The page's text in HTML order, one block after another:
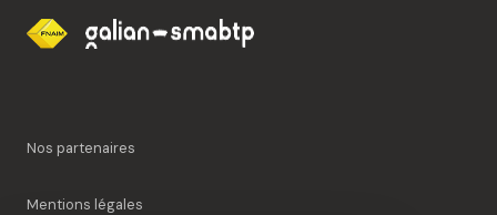
Nos partenaires
Mentions légales